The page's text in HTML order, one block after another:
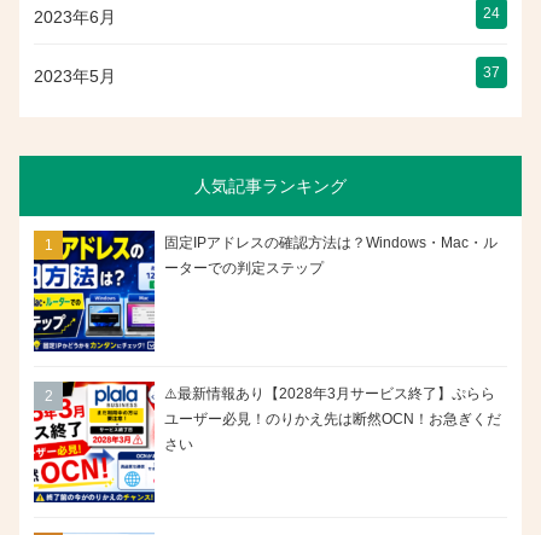
2023年6月 24
2023年5月 37
人気記事ランキング
固定IPアドレスの確認方法は？Windows・Mac・ル
ーターでの判定ステップ
⚠️最新情報あり【2028年3月サービス終了】ぷらら
ユーザー必見！のりかえ先は断然OCN！お急ぎくだ
さい